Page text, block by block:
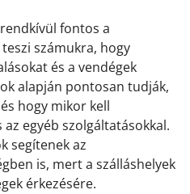
fontos a
számukra, hogy
és a vendégek
alapján pontosan tudják,
hogy mikor kell
egyéb szolgáltatásokkal.
segítenek az
is, mert a szálláshelyek
érkezésére.